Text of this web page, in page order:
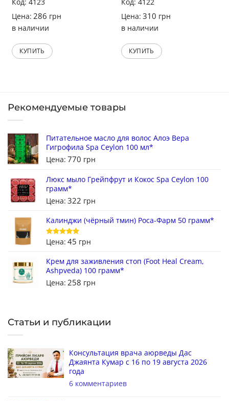
Код: 4123
Цена: 286 грн
в наличии
КУПИТЬ
Код: 4122
Цена: 310 грн
в наличии
КУПИТЬ
Рекомендуемые товары
Питательное масло для волос Алоэ Вера
Гигрофила Spa Ceylon 100 мл*
Цена: 770 грн
Люкс мыло Грейпфрут и Кокос Spa Ceylon 100
грамм*
Цена: 322 грн
Калинджи (чёрный тмин) Роса-Фарм 50 грамм*
Оценка5
из 5
Цена: 45 грн
Крем для заживления стоп (Foot Heal Cream,
Ashpveda) 100 грамм*
Цена: 258 грн
Статьи и публикации
Консультация врача аюрведы Дас
Джаянта Кумар с 16 по 19 августа 2026
года
6 комментариев